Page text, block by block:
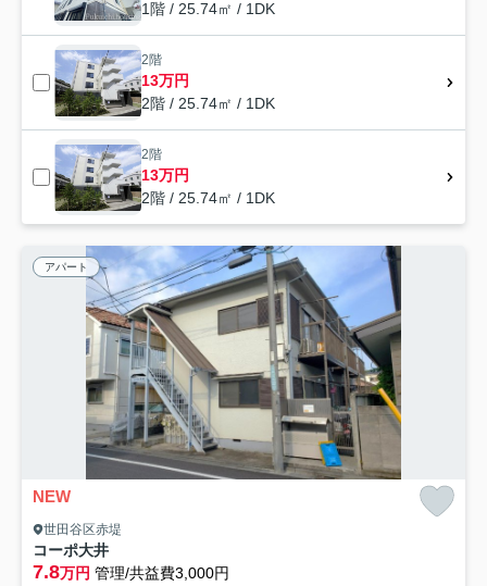
1階 / 25.74㎡ / 1DK
2階
13万円
2階 / 25.74㎡ / 1DK
2階
13万円
2階 / 25.74㎡ / 1DK
アパート
NEW
世田谷区赤堤
コーポ大井
7.8万円 管理/共益費3,000円